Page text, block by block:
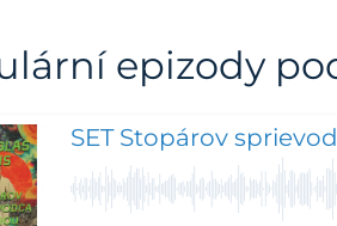
epizody
SET Stopárov